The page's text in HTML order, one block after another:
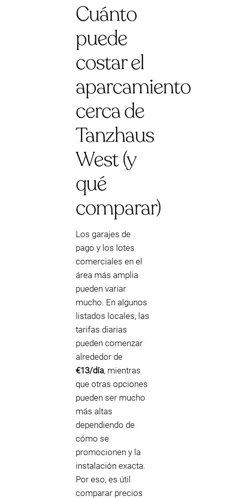
Cuánto
puede
costar el
aparcamiento
cerca de
Tanzhaus
West (y
qué
comparar)
Los garajes de
pago y los lotes
comerciales en el
área más amplia
pueden variar
mucho. En algunos
listados locales, las
tarifas diarias
pueden comenzar
alrededor de
€13/día, mientras
que otras opciones
pueden ser mucho
más altas
dependiendo de
cómo se
promocionen y la
instalación exacta.
Por eso, es útil
comparar precios